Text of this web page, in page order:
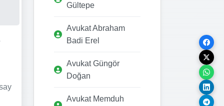
Gültepe
Avukat Abraham
Badi Erel
Avukat Güngör
Doğan
Avukat Memduh